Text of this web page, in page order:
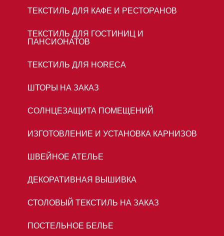
ТЕКСТИЛЬ ДЛЯ КАФЕ И РЕСТОРАНОВ
ТЕКСТИЛЬ ДЛЯ ГОСТИНИЦ И
ПАНСИОНАТОВ
ТЕКСТИЛЬ ДЛЯ HORECA
ШТОРЫ НА ЗАКАЗ
СОЛНЦЕЗАЩИТА ПОМЕЩЕНИЙ
ИЗГОТОВЛЕНИЕ И УСТАНОВКА КАРНИЗОВ
ШВЕЙНОЕ АТЕЛЬЕ
ДЕКОРАТИВНАЯ ВЫШИВКА
СТОЛОВЫЙ ТЕКСТИЛЬ НА ЗАКАЗ
ПОСТЕЛЬНОЕ БЕЛЬЕ